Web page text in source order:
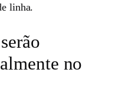
linha.
no